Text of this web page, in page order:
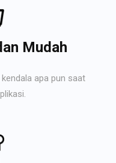
Mudah
apa pun saat